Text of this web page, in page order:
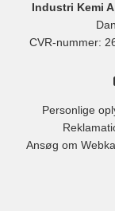
Industri Kemi
CVR-nummer:
Personlige
Ansøg om